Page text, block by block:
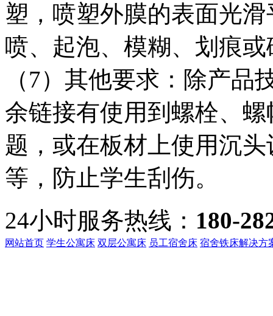
塑，喷塑外膜的表面光
喷、起泡、模糊、划痕
（7）其他要求：除产
余链接有使用到螺栓、
题，或在板材上使用沉
等，防止学生刮伤。
24小时服务热线： 180-
网站首页 学生公寓床 双层公寓床 员工宿舍床 宿舍铁床解决方